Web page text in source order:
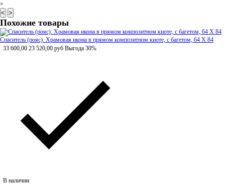
×
< >
Похожие товары
Спаситель (пояс). Храмовая икона в прямом композитном киоте, с багетом, 64 Х 84
33 600,00 23 520,00 руб Выгода 30%
В наличии